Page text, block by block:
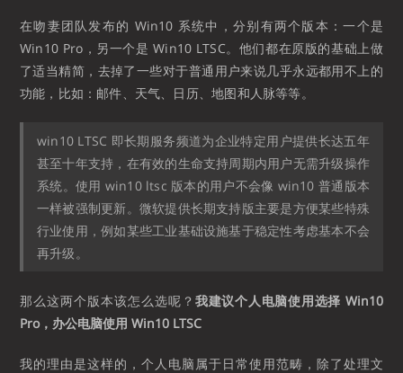
在吻妻团队发布的 Win10 系统中，分别有两个版本：一个是
Win10 Pro，另一个是 Win10 LTSC。他们都在原版的基础上做
了适当精简，去掉了一些对于普通用户来说几乎永远都用不上的
功能，比如：邮件、天气、日历、地图和人脉等等。
win10 LTSC 即长期服务频道为企业特定用户提供长达五年
甚至十年支持，在有效的生命支持周期内用户无需升级操作
系统。使用 win10 ltsc 版本的用户不会像 win10 普通版本
一样被强制更新。微软提供长期支持版主要是方便某些特殊
行业使用，例如某些工业基础设施基于稳定性考虑基本不会
再升级。
那么这两个版本该怎么选呢？ 我建议个人电脑使用选择 Win10
Pro，办公电脑使用 Win10 LTSC
我的理由是这样的，个人电脑属于日常使用范畴，除了处理文